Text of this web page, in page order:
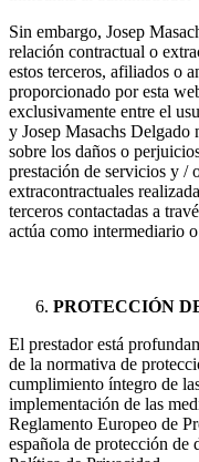
Sin embargo, Josep
relación contractual o
estos terceros, afiliados o
proporcionado por esta
exclusivamente entre el
y Josep Masachs Delgado
sobre los daños o
prestación de servicios y /
extracontractuales
terceros contactadas a
actúa como intermediario
PROTECCIÓN
El prestador está
de la normativa de
cumplimiento íntegro de
implementación de las
Reglamento Europeo de
española de protección de